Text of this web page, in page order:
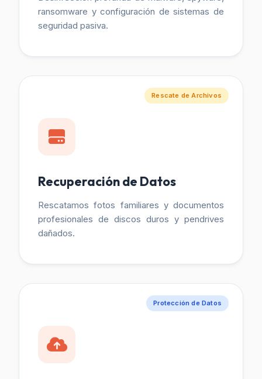
ransomware y configuración de sistemas de
seguridad pasiva.
Rescate de Archivos
Recuperación de Datos
Rescatamos fotos familiares y documentos
profesionales de discos duros y pendrives
dañados.
Protección de Datos